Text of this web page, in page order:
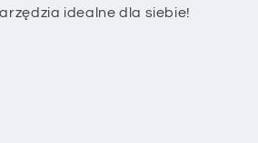
idealne dla siebie!